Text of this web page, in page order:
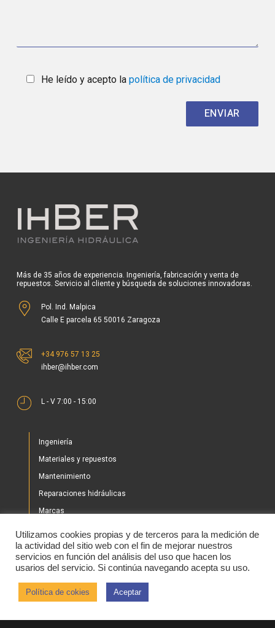
He leído y acepto la política de privacidad
Más de 35 años de experiencia. Ingeniería, fabricación y venta de
repuestos. Servicio al cliente y búsqueda de soluciones innovadoras.
Pol. Ind. Malpica
Calle E parcela 65 50016 Zaragoza
+34 976 57 13 25
ihber@ihber.com
L - V 7:00 - 15:00
Ingeniería
Materiales y repuestos
Mantenimiento
Reparaciones hidráulicas
Marcas
Tienda
Noticias
2020 © IHBER
Utilizamos cookies propias y de terceros para la medición de
la actividad del sitio web con el fin de mejorar nuestros
servicios en función del análisis del uso que hacen los
usarios del servicio. Si continúa navegando acepta su uso.
Política de cokies Aceptar